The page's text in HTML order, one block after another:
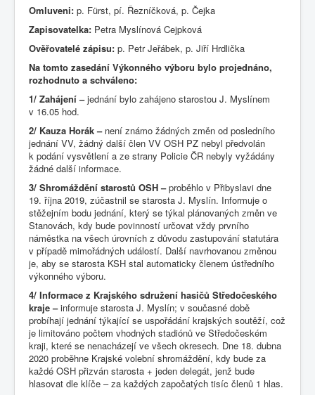
Omluveni: p. Fürst, pí. Řezníčková, p. Čejka
Zapisovatelka: Petra Myslínová Cejpková
Ověřovatelé zápisu: p. Petr Jeřábek, p. Jiří Hrdlička
Na tomto zasedání Výkonného výboru bylo projednáno,
rozhodnuto a schváleno:
1/ Zahájení –jednání bylo zahájeno starostou J. Myslínem
v 16.05 hod.
2/ Kauza Horák –není známo žádných změn od posledního
jednání VV, žádný další člen VV OSH PZ nebyl předvolán
k podání vysvětlení a ze strany Policie ČR nebyly vyžádány
žádné další informace.
3/ Shromáždění starostů OSH –proběhlo v Přibyslavi dne
19. října 2019, zúčastnil se starosta J. Myslín. Informuje o
stěžejním bodu jednání, který se týkal plánovaných změn ve
Stanovách, kdy bude povinností určovat vždy prvního
náměstka na všech úrovních z důvodu zastupování statutára
v případě mimořádných událostí. Další navrhovanou změnou
je, aby se starosta KSH stal automaticky členem ústředního
výkonného výboru.
4/ Informace z Krajského sdružení hasičů Středočeského
kraje –informuje starosta J. Myslín; v současné době
probíhají jednání týkající se uspořádání krajských soutěží, což
je limitováno počtem vhodných stadiónů ve Středočeském
kraji, které se nenacházejí ve všech okresech. Dne 18. dubna
2020 proběhne Krajské volební shromáždění, kdy bude za
každé OSH přizván starosta + jeden delegát, jenž bude
hlasovat dle klíče – za každých započatých tisíc členů 1 hlas.